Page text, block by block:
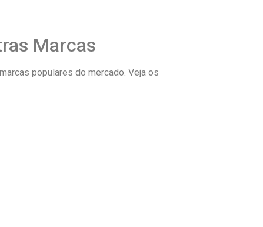
Marcas
populares do mercado. Veja os